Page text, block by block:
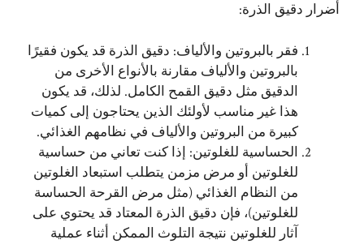
أضرار دقيق الذرة:
فقر بالبروتين والألياف: دقيق الذرة قد يكون فقيرًا
بالبروتين والألياف مقارنة بالأنواع الأخرى من
الدقيق مثل دقيق القمح الكامل. لذلك، قد يكون
هذا غير مناسب لأولئك الذين يحتاجون إلى كميات
كبيرة من البروتين والألياف في نظامهم الغذائي.
الحساسية للغلوتين: إذا كنت تعاني من حساسية
للغلوتين أو مرض مزمن يتطلب استبعاد الغلوتين
من النظام الغذائي (مثل مرض القرحة الحساسة
للغلوتين)، فإن دقيق الذرة المعتاد قد يحتوي على
آثار للغلوتين نتيجة التلوث الممكن أثناء عملية